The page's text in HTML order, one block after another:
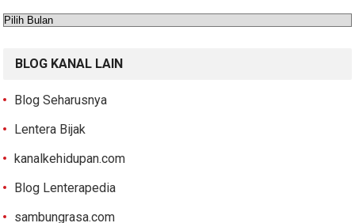
Arsip
BLOG KANAL LAIN
Blog Seharusnya
Lentera Bijak
kanalkehidupan.com
Blog Lenterapedia
sambungrasa.com